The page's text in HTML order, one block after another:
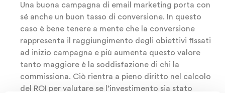
Una buona campagna di email marketing porta con
sé anche un buon tasso di conversione. In questo
caso è bene tenere a mente che la conversione
rappresenta il raggiungimento degli obiettivi fissati
ad inizio campagna e più aumenta questo valore
tanto maggiore è la soddisfazione di chi la
commissiona. Ciò rientra a pieno diritto nel calcolo
del ROI per valutare se l’investimento sia stato